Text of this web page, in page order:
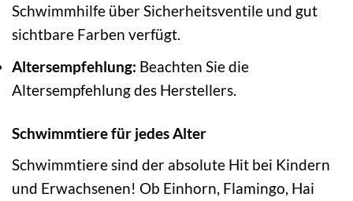
Schwimmhilfe über Sicherheitsventile und gut
sichtbare Farben verfügt.
Altersempfehlung: Beachten Sie die
Altersempfehlung des Herstellers.
Schwimmtiere für jedes Alter
Schwimmtiere sind der absolute Hit bei Kindern
und Erwachsenen! Ob Einhorn, Flamingo, Hai